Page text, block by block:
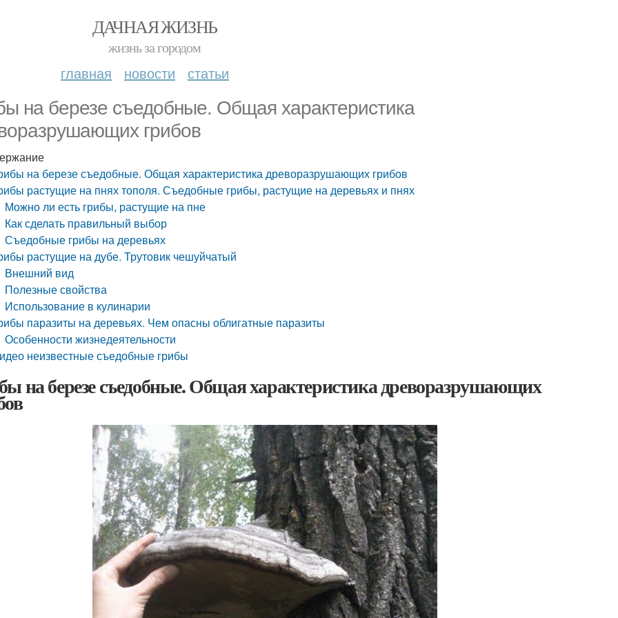
ДАЧНАЯ ЖИЗНЬ
жизнь за городом
главная новости статьи
на березе съедобные. Общая характеристика
грибов
на березе съедобные. Общая характеристика древоразрушающих грибов
растущие на пнях тополя. Съедобные грибы, растущие на деревьях и пнях
Можно ли есть грибы, растущие на пне
Как сделать правильный выбор
Съедобные грибы на деревьях
растущие на дубе. Трутовик чешуйчатый
Внешний вид
Полезные свойства
Использование в кулинарии
паразиты на деревьях. Чем опасны облигатные паразиты
Особенности жизнедеятельности
неизвестные съедобные грибы
на березе съедобные. Общая характеристика древоразрушающих